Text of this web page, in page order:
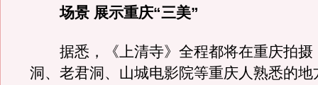
场景 展示重庆“三美”
据悉，《上清寺》全程都将在重庆拍摄
洞、老君洞、山城电影院等重庆人熟悉的地